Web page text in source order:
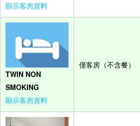
顯示客房資料
TWIN NON
SMOKING
顯示客房資料
僅客房（不含餐）